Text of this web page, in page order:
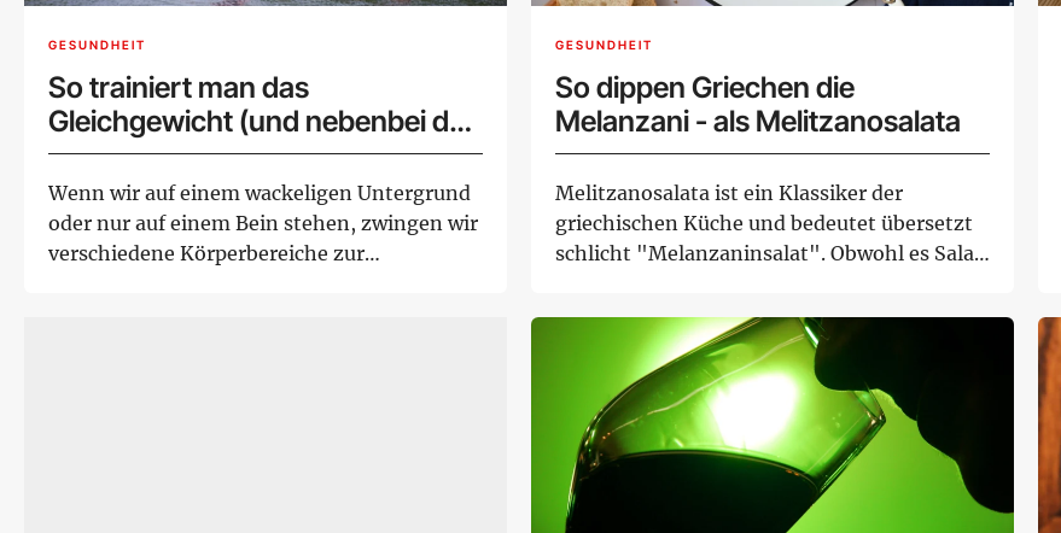
GESUNDHEIT
So trainiert man das
Gleichgewicht (und nebenbei den
Rücken)
Wenn wir auf einem wackeligen Untergrund
oder nur auf einem Bein stehen, zwingen wir
verschiedene Körperbereiche zur
GESUNDHEIT
So dippen Griechen die
Melanzani - als Melitzanosalata
Melitzanosalata ist ein Klassiker der
griechischen Küche und bedeutet übersetzt
schlicht "Melanzaninsalat". Obwohl es Salat